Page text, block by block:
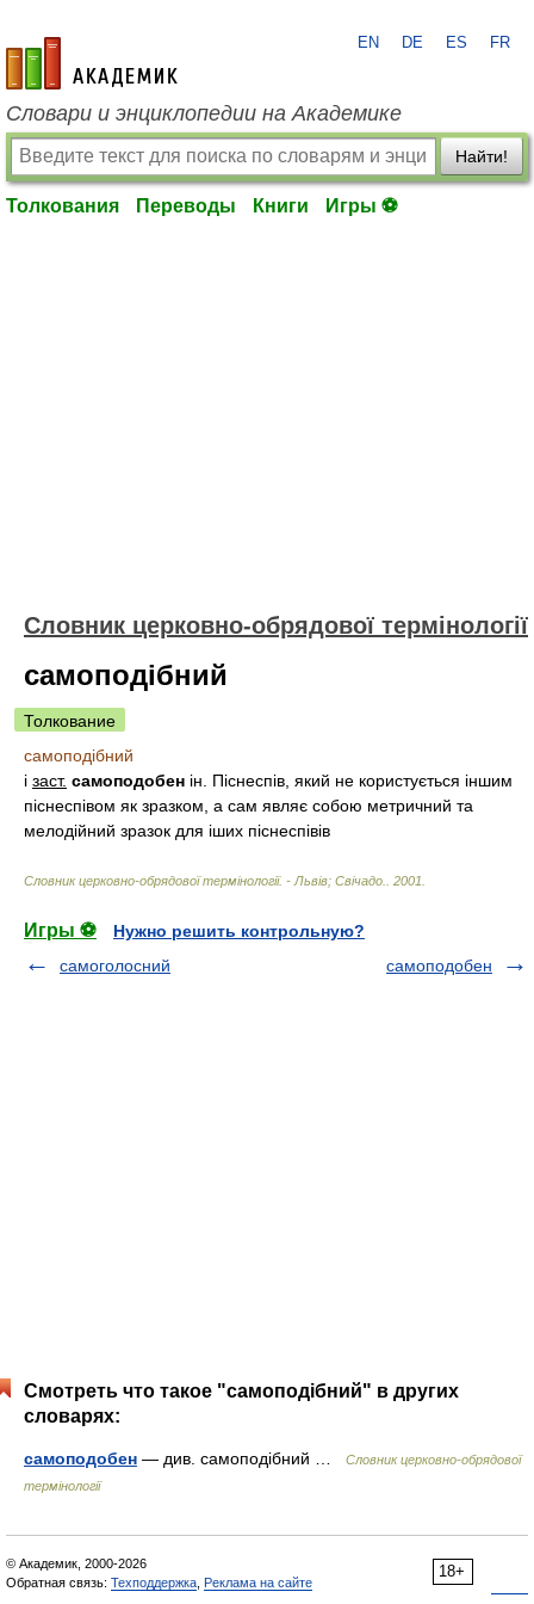
academic.ru
EN DE ES FR
Словари и энциклопедии на Академике
Найти!
Толкования Переводы Книги Игры ⚽
Словник церковно-обрядової термінології
самоподібний
Толкование
самоподібний
і заст. самоподобен ін. Піснеспів, який не користується іншим
піснеспівом як зразком, а сам являє собою метричний та
мелодійний зразок для іших піснеспівів
Словник церковно-обрядової термінології. - Львів; Свічадо. 2001
Игры ⚽
Нужно решить контрольную?
самоголосний
самоподобен
Смотреть что такое "самоподібний" в других
словарях:
самоподобен — див. самоподібний …
Словник церковно-обрядової
термінології
18+
© Академик, 2000-2026
Обратная связь: Техподдержка Реклама на сайте